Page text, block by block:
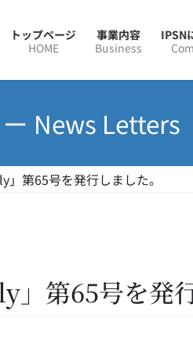
トップページ
HOME
事業内容
Business
IPSN
News Letters
第65号を発行しました。
第65号を発行